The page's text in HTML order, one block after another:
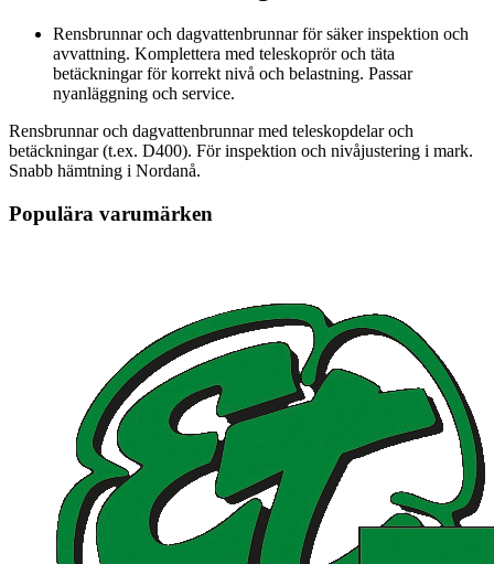
Rensbrunnar och dagvattenbrunnar för säker inspektion och
avvattning. Komplettera med teleskoprör och täta
betäckningar för korrekt nivå och belastning. Passar
nyanläggning och service.
Rensbrunnar och dagvattenbrunnar med teleskopdelar och
betäckningar (t.ex. D400). För inspektion och nivåjustering i mark.
Snabb hämtning i Nordanå.
Populära varumärken